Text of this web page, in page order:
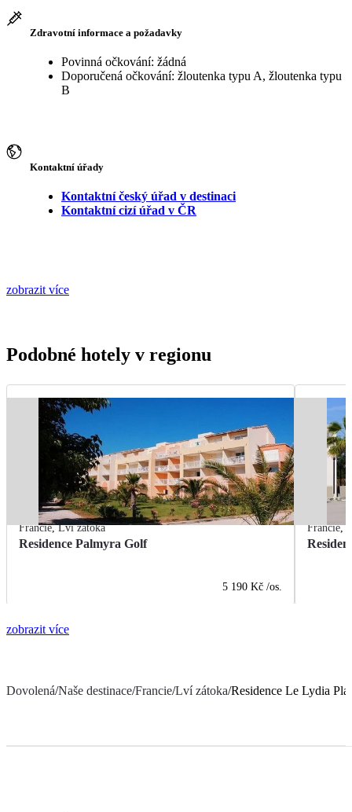
Zdravotní informace a požadavky
Povinná očkování: žádná
Doporučená očkování: žloutenka typu A, žloutenka typu
B
Kontaktní úřady
Kontaktní český úřad v destinaci
Kontaktní cizí úřad v ČR
zobrazit více
Podobné hotely v regionu
Francie,Lví zátoka
Residence Palmyra Golf
5 190 Kč /os.
Francie,
zobrazit více
Dovolená/Naše destinace/Francie/Lví zátoka/Residence Le Lydia